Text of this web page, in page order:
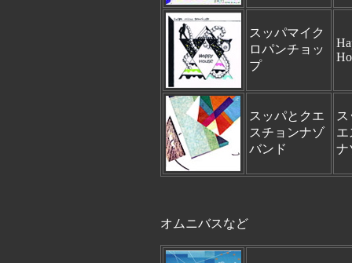
スッパマイク
ロパンチョッ
プ
スッパとクエ
スチョンナゾ
バンド
エ
ナ
オムニバスなど